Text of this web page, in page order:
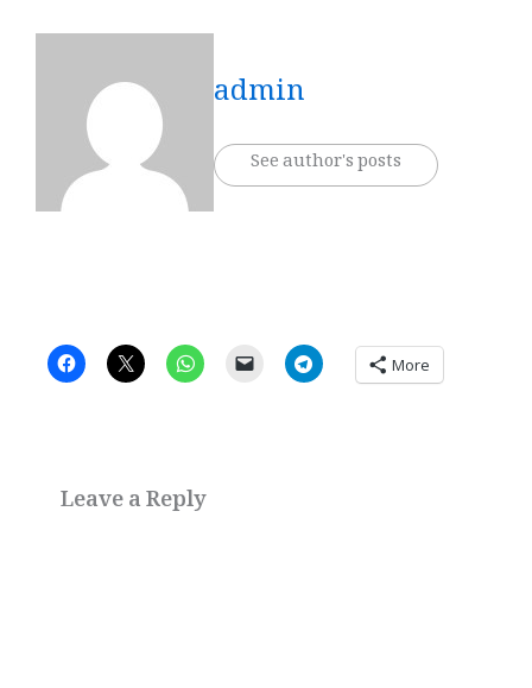
admin
See author's posts
More
Leave a Reply